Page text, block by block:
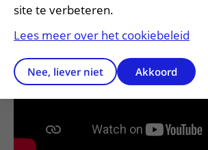
site te verbeteren.
Lees meer over het cookiebeleid
Nee, liever niet Akkoord